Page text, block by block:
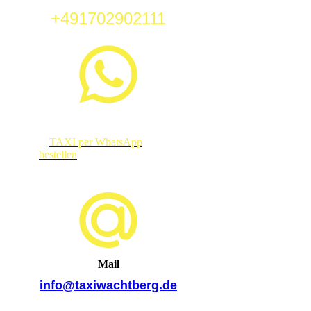
+491702902111
TAXI per WhatsApp
bestellen
Mail
info@taxiwachtberg.de